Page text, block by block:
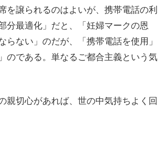
を譲られるのはよいが、携帯電話の利
分最適化」だと、「妊婦マークの恩
ない」のだが、「携帯電話を使用」
のである。単なるご都合主義という気
親切心があれば、世の中気持ちよく回